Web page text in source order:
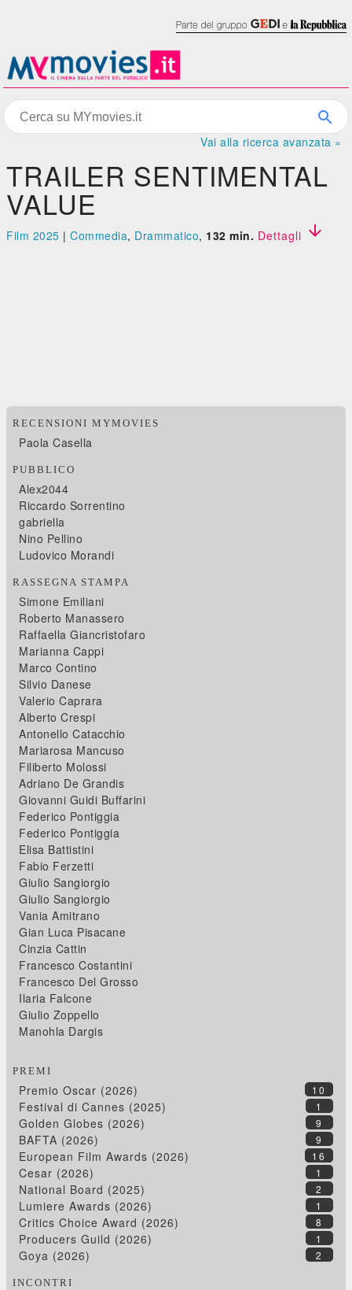
Vai alla ricerca avanzata »
TRAILER SENTIMENTAL
VALUE
Film 2025 |Commedia, Drammatico, 132 min. Dettagli 
RECENSIONI MYMOVIES
Paola Casella
PUBBLICO
Alex2044
Riccardo Sorrentino
gabriella
Nino Pellino
Ludovico Morandi
RASSEGNA STAMPA
Simone Emiliani
Roberto Manassero
Raffaella Giancristofaro
Marianna Cappi
Marco Contino
Silvio Danese
Valerio Caprara
Alberto Crespi
Antonello Catacchio
Mariarosa Mancuso
Filiberto Molossi
Adriano De Grandis
Giovanni Guidi Buffarini
Federico Pontiggia
Federico Pontiggia
Elisa Battistini
Fabio Ferzetti
Giulio Sangiorgio
Giulio Sangiorgio
Vania Amitrano
Gian Luca Pisacane
Cinzia Cattin
Francesco Costantini
Francesco Del Grosso
Ilaria Falcone
Giulio Zoppello
Manohla Dargis
PREMI
10
Premio Oscar (2026)
1
Festival di Cannes (2025)
9
Golden Globes (2026)
9
BAFTA (2026)
16
European Film Awards (2026)
1
Cesar (2026)
2
National Board (2025)
1
Lumiere Awards (2026)
8
Critics Choice Award (2026)
1
Producers Guild (2026)
2
Goya (2026)
INCONTRI